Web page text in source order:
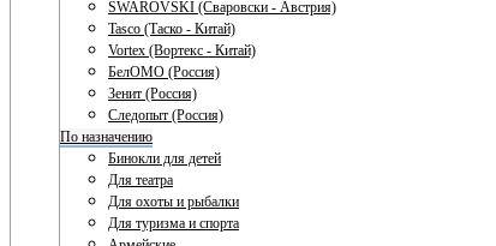
SWAROVSKI (Сваровски - Австрия)
Tasco (Таско - Китай)
Vortex (Вортекс - Китай)
БелОМО (Россия)
Зенит (Россия)
Следопыт (Россия)
По назначению
Бинокли для детей
Для театра
Для охоты и рыбалки
Для туризма и спорта